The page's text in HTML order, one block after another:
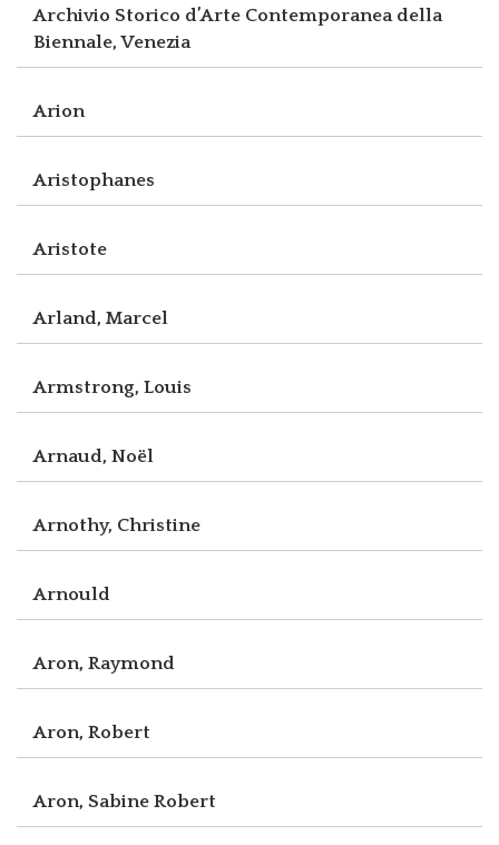
Archivio Storico d’Arte Contemporanea della
Biennale, Venezia
Arion
Aristophanes
Aristote
Arland, Marcel
Armstrong, Louis
Arnaud, Noël
Arnothy, Christine
Arnould
Aron, Raymond
Aron, Robert
Aron, Sabine Robert